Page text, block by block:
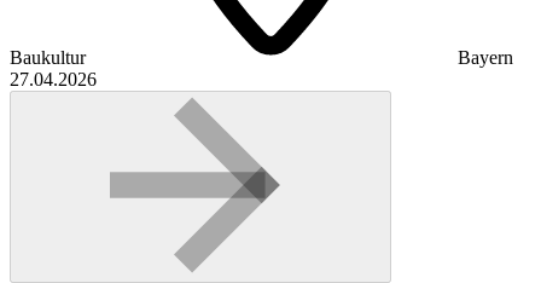
Baukultur
Bayern
27.04.2026